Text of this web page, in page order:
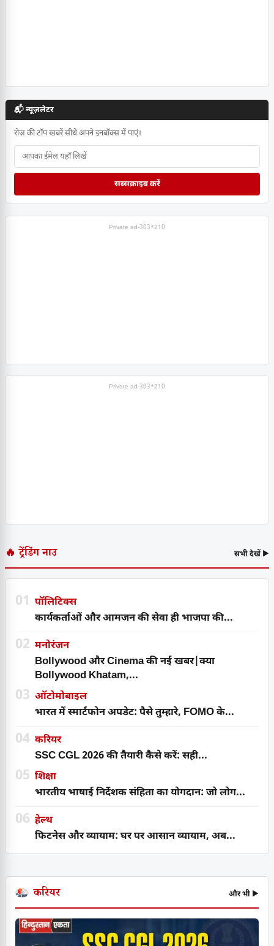
📬 न्यूज़लेटर
रोज़ की टॉप खबरें सीधे अपने इनबॉक्स में पाएं।
सब्सक्राइब करें
Private ad-303*210
Private ad-303*210
🔥 ट्रेंडिंग नाउ सभी देखें ▶
01 पॉलिटिक्स
कार्यकर्ताओं और आमजन की सेवा ही भाजपा की...
02 मनोरंजन
Bollywood और Cinema की नई खबर|क्या
Bollywood Khatam,...
03 ऑटोमोबाइल
भारत में स्मार्टफोन अपडेट: पैसे तुम्हारे, FOMO के...
04 करियर
SSC CGL 2026 की तैयारी कैसे करें: सही...
05 शिक्षा
भारतीय भाषाई निर्देशक संहिता का योगदान: जो लोग...
06 हेल्थ
फिटनेस और व्यायाम: घर पर आसान व्यायाम, अब...
करियर और भी ▶